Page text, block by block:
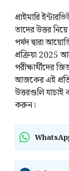
প্রাইমারি
তাদের উত্তর
পর্ষদ দ্বারা
প্রক্রিয়া 2025
পরীক্ষার্থীদের
আজকের এই
উত্তরগুলি
করুন।